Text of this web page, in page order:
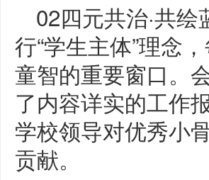
02四元共治·共
行“学生主体”理念
童智的重要窗口。
了内容详实的工作
学校领导对优秀小
贡献。